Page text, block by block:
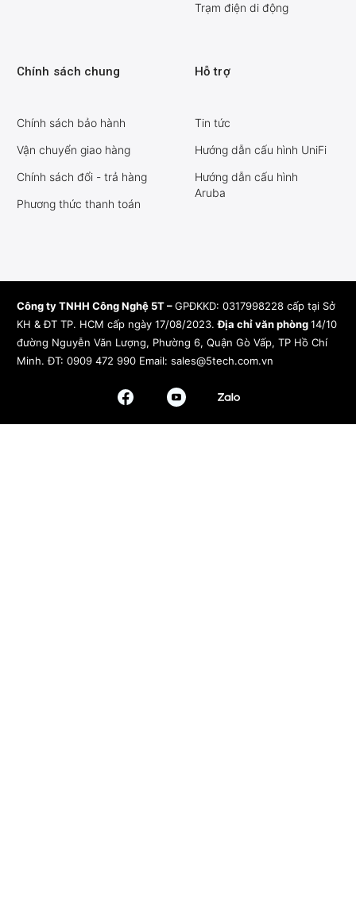
Trạm điện di động
Chính sách chung
Chính sách bảo hành
Vận chuyển giao hàng
Chính sách đổi - trả hàng
Phương thức thanh toán
Hỗ trợ
Tin tức
Hướng dẫn cấu hình UniFi
Hướng dẫn cấu hình
Aruba
Công ty TNHH Công Nghệ 5T –GPĐKKD: 0317998228 cấp tại Sở
KH & ĐT TP. HCM cấp ngày 17/08/2023.Địa chỉ văn phòng14/10
đường Nguyễn Văn Lượng, Phường 6, Quận Gò Vấp, TP Hồ Chí
Minh.ĐT: 0909 472 990 Email: sales@5tech.com.vn